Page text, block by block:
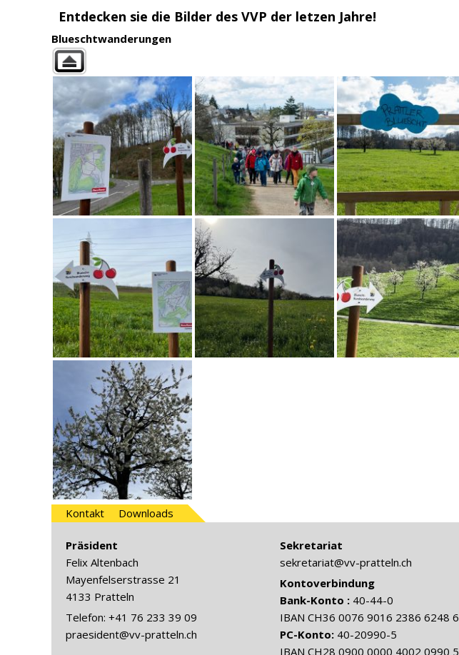
Entdecken sie die Bilder des VVP der letzen Jahre!
Blueschtwanderungen
Kontakt Downloads
Präsident
Felix Altenbach
Mayenfelserstrasse 21
4133 Pratteln
Telefon: +41 76 233 39 09
praesident@vv-pratteln.ch
Sekretariat
sekretariat@vv-pratteln.ch
Kontoverbindung
Bank-Konto : 40-44-0
IBAN CH36 0076 9016 2386 6248 6
PC-Konto: 40-20990-5
IBAN CH28 0900 0000 4002 0990 5